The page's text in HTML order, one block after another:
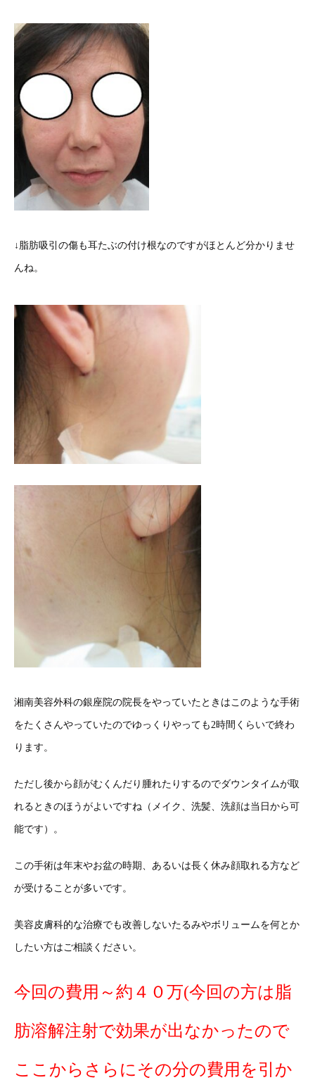
↓脂肪吸引の傷も耳たぶの付け根なのですがほとんど分かりませ
んね。
湘南美容外科の銀座院の院長をやっていたときはこのような手術
をたくさんやっていたのでゆっくりやっても2時間くらいで終わ
ります。
ただし後から顔がむくんだり腫れたりするのでダウンタイムが取
れるときのほうがよいですね（メイク、洗髪、洗顔は当日から可
能です）。
この手術は年末やお盆の時期、あるいは長く休み顔取れる方など
が受けることが多いです。
美容皮膚科的な治療でも改善しないたるみやボリュームを何とか
したい方はご相談ください。
今回の費用～約４０万(今回の方は脂
肪溶解注射で効果が出なかったので
ここからさらにその分の費用を引か